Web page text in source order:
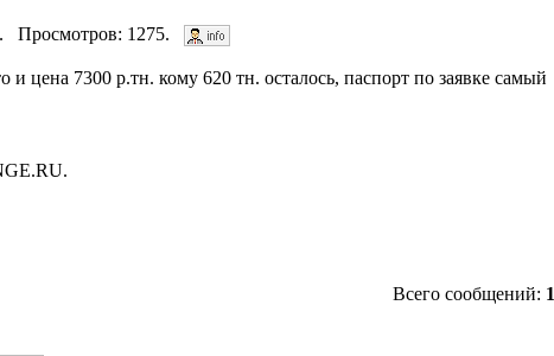
Просмотров: 1275.
цена 7300 р.тн. кому 620 тн. осталось, паспорт по заявке самый
Всего сообщений: 1